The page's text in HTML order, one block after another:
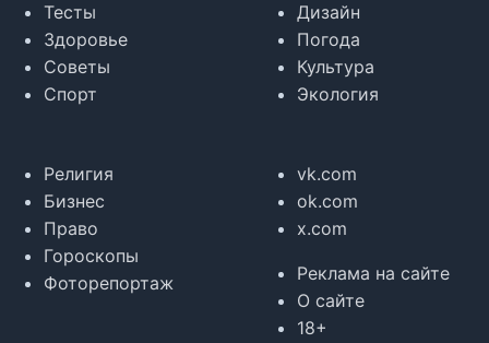
Тесты
Здоровье
Советы
Спорт
Дизайн
Погода
Культура
Экология
Религия
Бизнес
Право
Гороскопы
Фоторепортаж
vk.com
ok.com
x.com
Реклама на сайте
О сайте
18+